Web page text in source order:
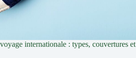
internationale : types, couvertures et